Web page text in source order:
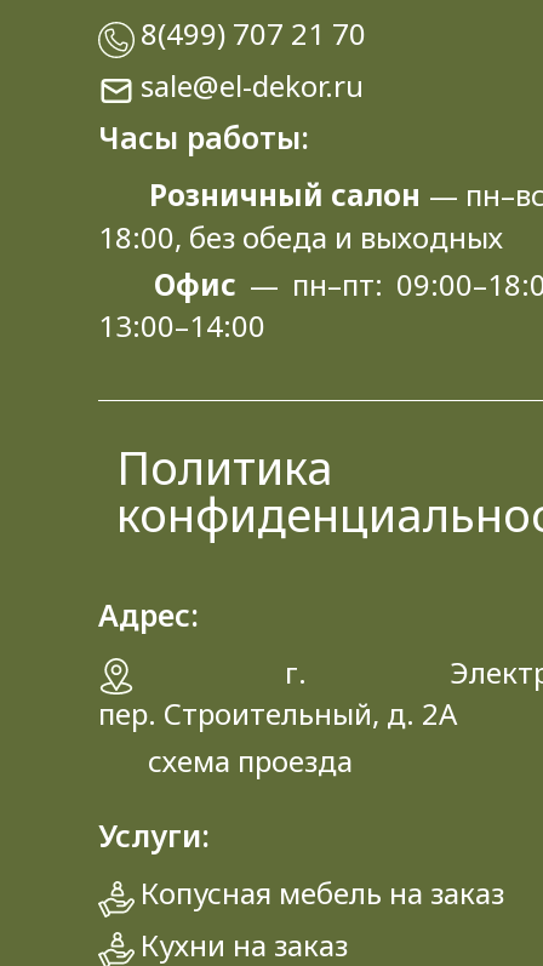
White Marble 7402 Galaxy black 7420
8(499) 707 21 70
sale@el-dekor.ru
Часы работы:
Розничный салон —
18:00, без обеда и выходных
Офис — пн–пт:
13:00–14:00
Политика
Адрес:
г.
пер. Строительный, д. 2A
схема проезда
Услуги:
Копусная мебель на заказ
Кухни на заказ